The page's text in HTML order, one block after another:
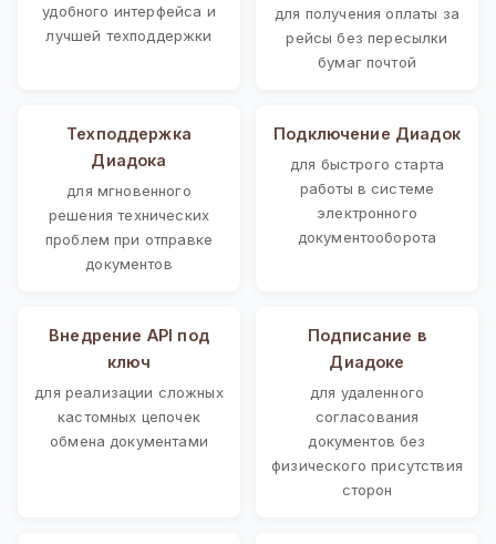
удобного интерфейса и
лучшей техподдержки
для получения оплаты за
рейсы без пересылки
бумаг почтой
Техподдержка
Диадока
для мгновенного
решения технических
проблем при отправке
документов
Подключение Диадок
для быстрого старта
работы в системе
электронного
документооборота
Внедрение API под
ключ
для реализации сложных
кастомных цепочек
обмена документами
Подписание в
Диадоке
для удаленного
согласования
документов без
физического присутствия
сторон